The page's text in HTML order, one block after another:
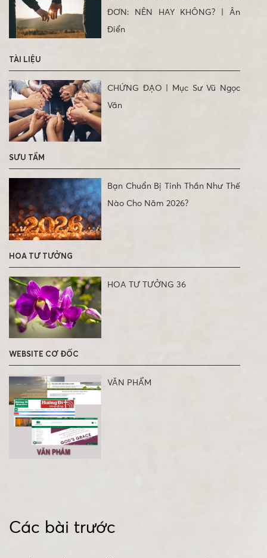
ĐƠN: NÊN HAY KHÔNG? | Ân
Điển
TÀI LIỆU
CHỨNG ĐẠO | Mục Sư Vũ Ngọc
Văn
SƯU TẦM
Bạn Chuẩn Bị Tinh Thần Như Thế
Nào Cho Năm 2026?
HOA TƯ TƯỞNG
HOA TƯ TƯỞNG 36
WEBSITE CƠ ĐỐC
VĂN PHẨM
Các bài trước